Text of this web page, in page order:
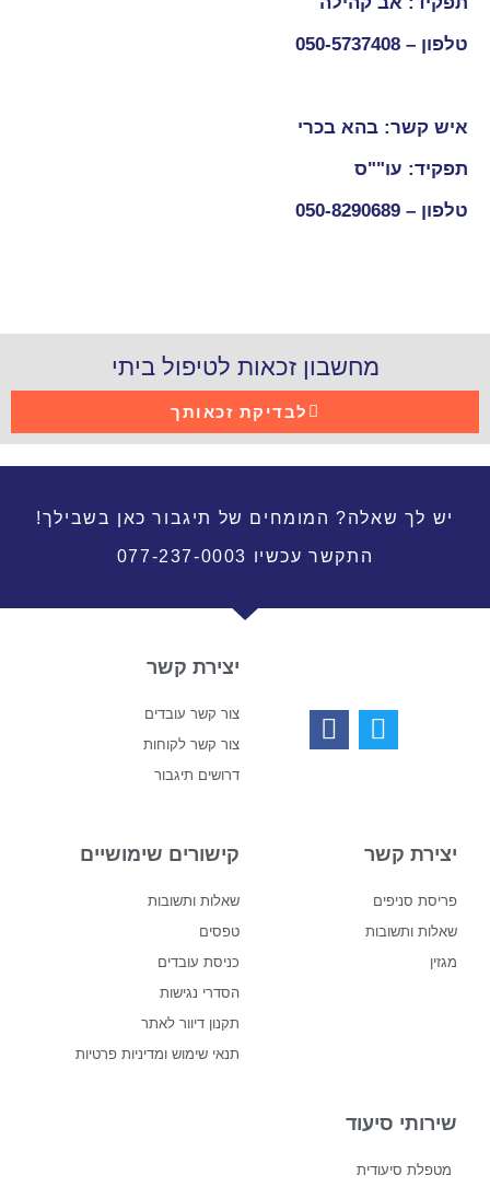
טלפון – 050-5737408
איש קשר: בהא בכרי
תפקיד: עו""ס
טלפון – 050-8290689
מחשבון זכאות לטיפול ביתי
לבדיקת זכאותך
יש לך שאלה? המומחים של תיגבור כאן בשבילך!
התקשר עכשיו 077-237-0003
יצירת קשר
צור קשר עובדים
צור קשר לקוחות
דרושים תיגבור
יצירת קשר
פריסת סניפים
שאלות ותשובות
מגזין
קישורים שימושיים
שאלות ותשובות
טפסים
כניסת עובדים
הסדרי נגישות
תקנון דיוור לאתר
תנאי שימוש ומדיניות פרטיות
שירותי סיעוד
מטפלת סיעודית